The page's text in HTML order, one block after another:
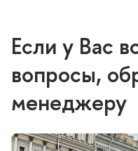
Если у Вас
вопросы,
менеджеру